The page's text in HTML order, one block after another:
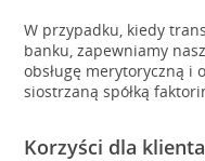
W przypadku, kiedy
banku, zapewniamy
obsługę merytoryczną i
siostrzaną spółką
Korzyści dla klienta